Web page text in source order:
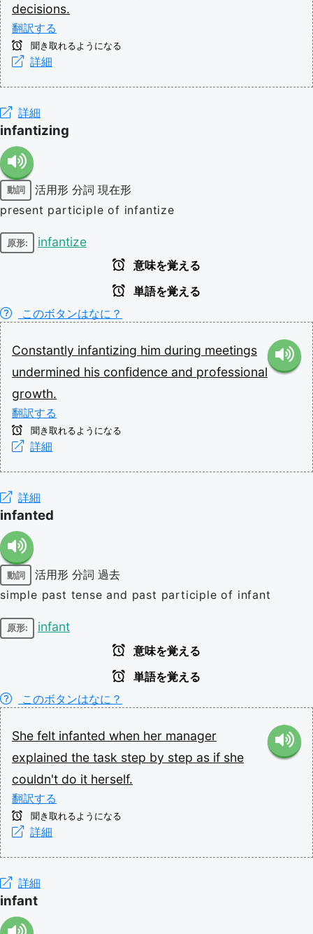
decisions.
翻訳する
聞き取れるようになる
詳細
詳細
infantizing
動詞 活用形 分詞 現在形
present participle of infantize
原形: infantize
意味を覚える
単語を覚える
このボタンはなに？
Constantly infantizing him during meetings
undermined his confidence and professional
growth.
翻訳する
聞き取れるようになる
詳細
詳細
infanted
動詞 活用形 分詞 過去
simple past tense and past participle of infant
原形: infant
意味を覚える
単語を覚える
このボタンはなに？
She felt infanted when her manager
explained the task step by step as if she
couldn't do it herself.
翻訳する
聞き取れるようになる
詳細
詳細
infant